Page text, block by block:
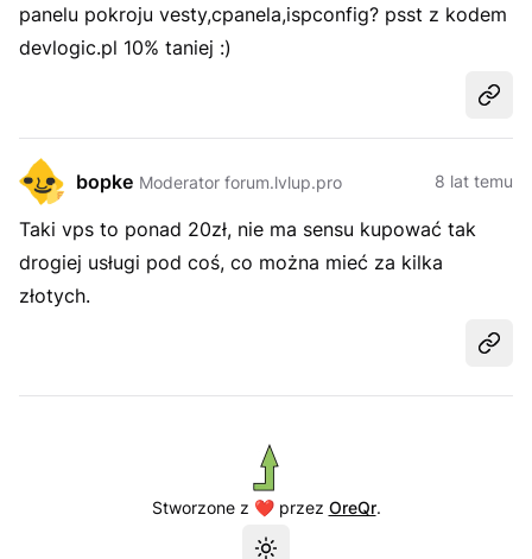
panelu pokroju vesty,cpanela,ispconfig? psst z kodem
devlogic.pl 10% taniej :)
bopke Moderator forum.lvlup.pro 8 lat temu
Taki vps to ponad 20zł, nie ma sensu kupować tak
drogiej usługi pod coś, co można mieć za kilka
złotych.
Stworzone z ❤️ przez OreQr.